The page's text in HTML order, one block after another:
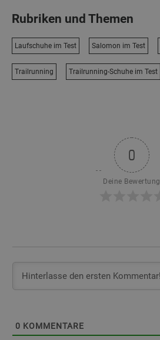
Rubriken und Themen
Laufschuhe im Test Salomon im Test
Trailrunning Trailrunning-Schuhe im Test
0
Deine Bewertung
0 KOMMENTARE